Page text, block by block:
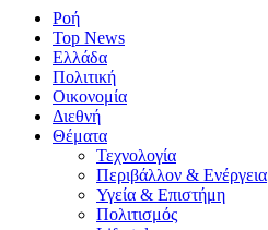
Ροή
Top News
Ελλάδα
Πολιτική
Οικονομία
Διεθνή
Θέματα
Τεχνολογία
Περιβάλλον & Ενέργεια
Υγεία & Επιστήμη
Πολιτισμός